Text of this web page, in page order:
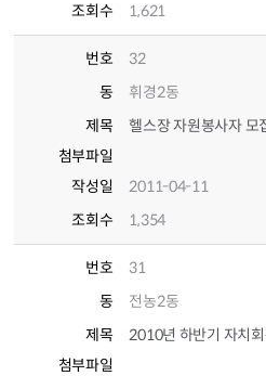
조회수
1,621
번호
32
동
휘경2동
제목
헬스장 자원봉사자 모
첨부파일
작성일
2011-04-11
조회수
1,354
번호
31
동
전농2동
제목
2010년 하반기 자치
첨부파일